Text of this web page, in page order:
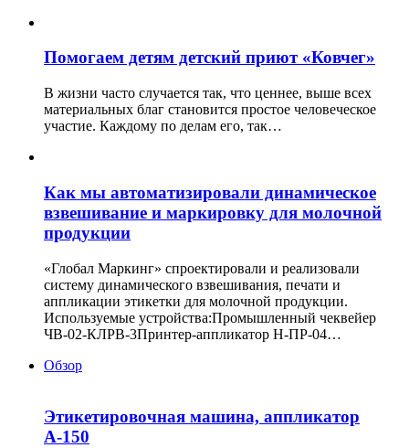
Помогаем детям детский приют «Ковчег»
В жизни часто случается так, что ценнее, выше всех
материальных благ становится простое человеческое
участие. Каждому по делам его, так…
Как мы автоматизировали динамическое
взвешивание и маркировку для молочной
продукции
«Глобал Маркинг» спроектировали и реализовали
систему динамического взвешивания, печати и
аппликации этикетки для молочной продукции.
Используемые устройства:Промышленный чеквейер
ЧВ-02-КЛРВ-3Принтер-аппликатор Н-ПР-04…
Обзор
Этикетировочная машина, аппликатор
А-150